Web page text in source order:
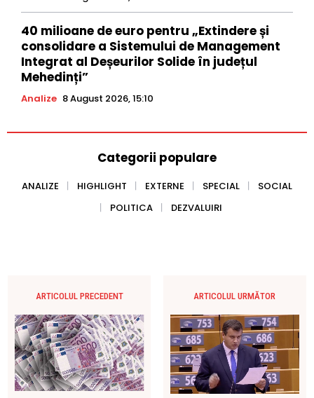
40 milioane de euro pentru „Extindere și
consolidare a Sistemului de Management
Integrat al Deșeurilor Solide în județul
Mehedinți”
Analize 8 August 2026, 15:10
Categorii populare
ANALIZE HIGHLIGHT EXTERNE SPECIAL
SOCIAL
POLITICA
DEZVALUIRI
ARTICOLUL PRECEDENT ARTICOLUL URMĂTOR